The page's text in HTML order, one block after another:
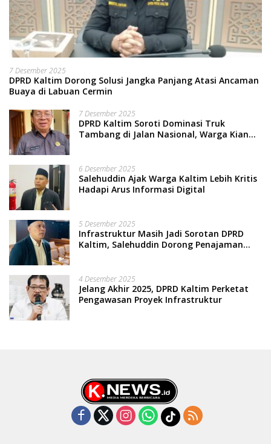
7 Desember 2025
DPRD Kaltim Dorong Solusi Jangka Panjang Atasi Ancaman
Buaya di Labuan Cermin
7 Desember 2025
DPRD Kaltim Soroti Dominasi Truk
Tambang di Jalan Nasional, Warga Kian
6 Desember 2025
Salehuddin Ajak Warga Kaltim Lebih Kritis
Hadapi Arus Informasi Digital
5 Desember 2025
Infrastruktur Masih Jadi Sorotan DPRD
Kaltim, Salehuddin Dorong Penajaman
4 Desember 2025
Jelang Akhir 2025, DPRD Kaltim Perketat
Pengawasan Proyek Infrastruktur